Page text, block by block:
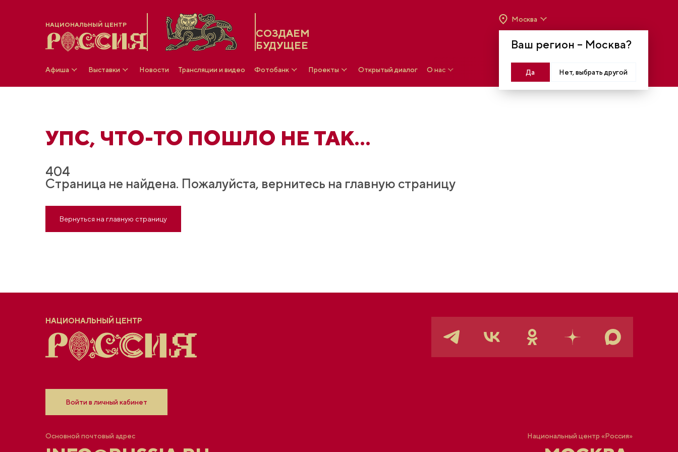
НАЦИОНАЛЬНЫЙ ЦЕНТР
СОЗДАЕМ
БУДУЩЕЕ
Ваш регион – Москва?
Да Нет, выбрать другой
Москва
МОСКВА, КРАСНОПРЕСНЕНСКАЯ НАБ., 14
Афиша Выставки Новости Трансляции и видео Фотобанк Проекты Открытый диалог О нас Войти
УПС, ЧТO-ТО ПОШЛО НЕ ТАК...
404
Страница не найдена. Пожалуйста, вернитесь на главную страницу
Вернуться на главную страницу
НАЦИОНАЛЬНЫЙ ЦЕНТР
Войти в личный кабинет
Основной почтовый адрес Национальный центр «Россия»